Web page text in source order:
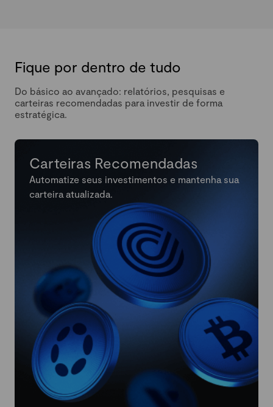
Fique por dentro de tudo
Do básico ao avançado: relatórios, pesquisas e
carteiras recomendadas para investir de forma
estratégica.
Carteiras Recomendadas
Automatize seus investimentos e mantenha sua
carteira atualizada.